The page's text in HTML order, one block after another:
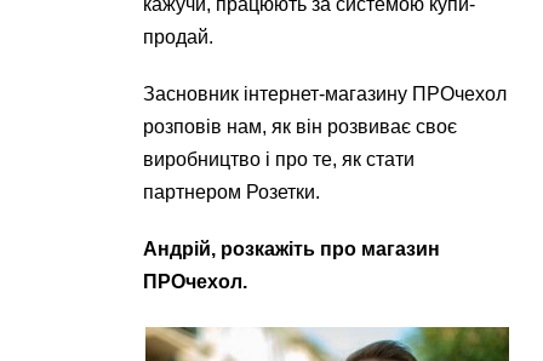
кажучи, працюють за системою купи-
продай.
Засновник інтернет-магазину ПРОчехол
розповів нам, як він розвиває своє
виробництво і про те, як стати
партнером Розетки.
Андрій, розкажіть про магазин
ПРОчехол.